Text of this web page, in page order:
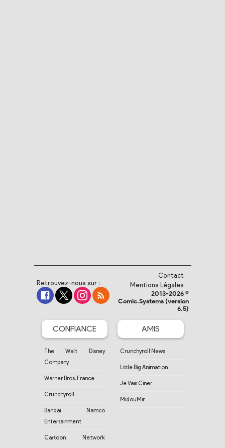
Retrouvez-nous sur :
Contact
Mentions Légales
2013-2026 ©
Comic.Systems (version
6.5)
CONFIANCE
The Walt Disney
Company
Warner Bros. France
Crunchyroll
Bandai Namco
Entertainment
Cartoon Network
AMIS
Crunchyroll News
Little Big Animation
Je Vais Ciner
MidouMir